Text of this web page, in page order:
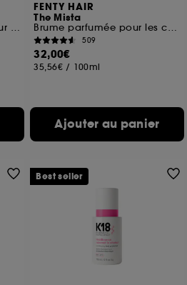
Shampooing sec réducteur de sébum et anti-odeurs
FENTY HAIR
The Mista
Brume parfumée pour les cheveux et le corps
509
32,00€
35,56€ / 100ml
Ajouter au panier
Best seller